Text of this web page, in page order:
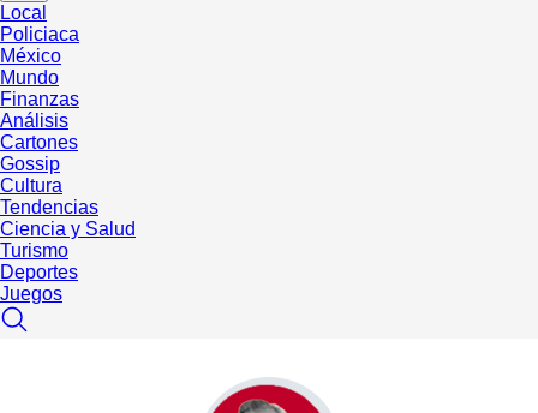
Local
Policiaca
México
Mundo
Finanzas
Análisis
Cartones
Gossip
Cultura
Tendencias
Ciencia y Salud
Turismo
Deportes
Juegos